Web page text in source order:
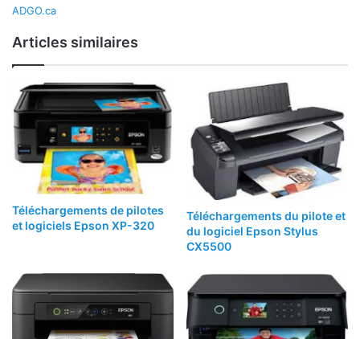
ADGO.ca
Articles similaires
Téléchargements de pilotes
et logiciels Epson XP-320
Téléchargements du pilote et
du logiciel Epson Stylus
CX5500